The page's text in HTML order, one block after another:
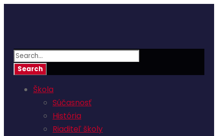
Škola
Súčasnosť
História
Riaditeľ školy